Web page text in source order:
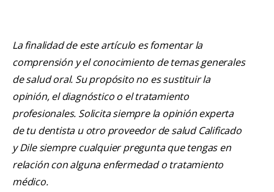
La finalidad de este artículo es fomentar la
comprensión y el conocimiento de temas generales
de salud oral. Su propósito no es sustituir la
opinión, el diagnóstico o el tratamiento
profesionales. Solicita siempre la opinión experta
de tu dentista u otro proveedor de salud Calificado
y Dile siempre cualquier pregunta que tengas en
relación con alguna enfermedad o tratamiento
médico.